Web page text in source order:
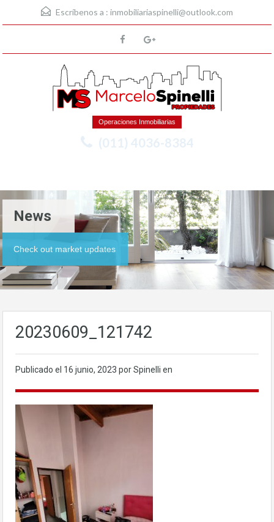
Escríbenos a : inmobiliariaspinelli@outlook.com
Operaciones Inmobiliarias
(011) 4036-8384
News
Check out market updates
20230609_121742
Publicado el 16 junio, 2023 por Spinelli en